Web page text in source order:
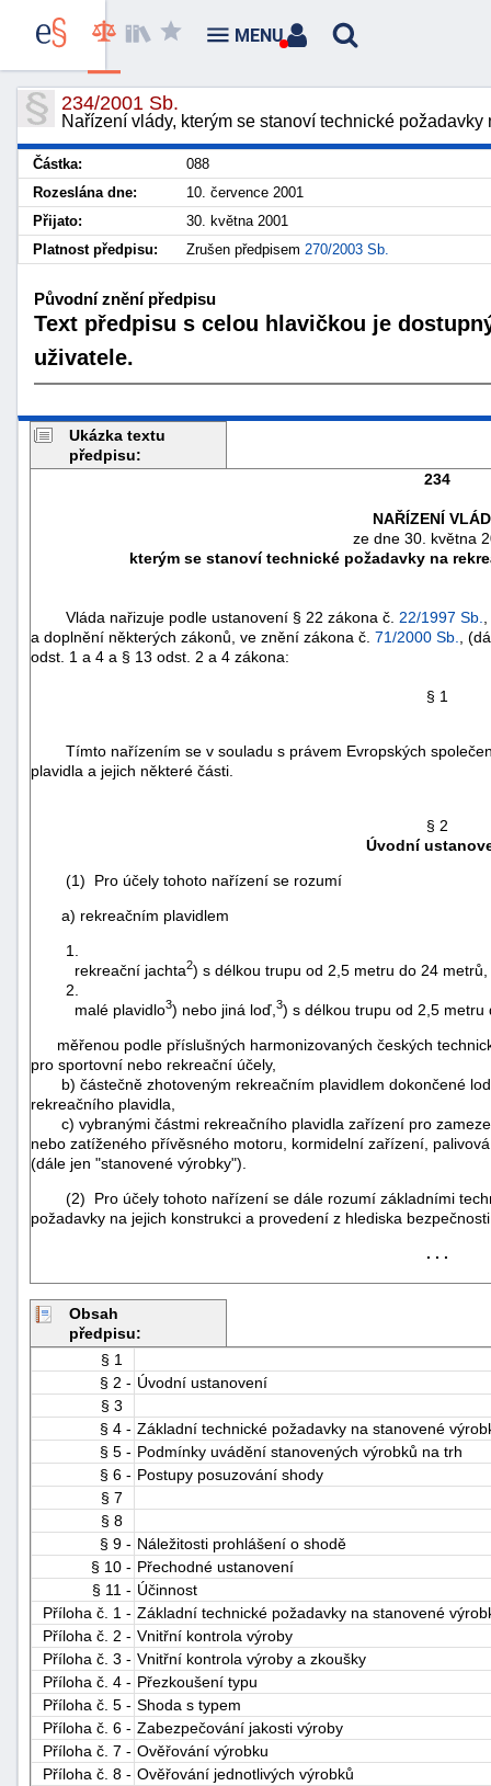
234/2001 Sb.
Nařízení vlády, kterým se stanoví technické
Částka:
088
Rozeslána dne:
10. července 2001
Přijato:
30. května 2001
Platnost předpisu:
Zrušen předpisem 270/2003 Sb.
Původní znění předpisu
Text předpisu s celou hlavičkou je
uživatele.
Ukázka textu
předpisu:
234
NAŘÍZENÍ
ze dne 30. května
kterým se stanoví technické požadavky na
Vláda nařizuje podle ustanovení § 22 zákona č. 22/1997 Sb.
a doplnění některých zákonů, ve znění zákona č. 71/2000 Sb.
,
odst. 1 a 4 a § 13 odst. 2 a 4 zákona:
§ 1
Tímto nařízením se v souladu s právem Evropských
plavidla a jejich některé části.
§ 2
Úvodní
(1) Pro účely tohoto nařízení se rozumí
a) rekreačním plavidlem
1.
rekreační jachta2) s délkou trupu od 2,5 metru do 24
2.
malé plavidlo3) nebo jiná loď, 3) s délkou trupu od 2,5 metru
měřenou podle příslušných harmonizovaných českých
pro sportovní nebo rekreační účely,
b) částečně zhotoveným rekreačním plavidlem dokončené
rekreačního plavidla,
c) vybranými částmi rekreačního plavidla zařízení pro
nebo zatíženého přívěsného motoru, kormidelní zařízení,
(dále jen "stanovené výrobky").
(2) Pro účely tohoto nařízení se dále rozumí základními
požadavky na jejich konstrukci a provedení z hlediska
. . .
Obsah
předpisu:
§ 1
§ 2 - Úvodní ustanovení
§ 3
§ 4 - Základní technické požadavky na stanovené
§ 5 - Podmínky uvádění stanovených výrobků na trh
§ 6 - Postupy posuzování shody
§ 7
§ 8
§ 9 - Náležitosti prohlášení o shodě
§ 10 - Přechodné ustanovení
§ 11 - Účinnost
Příloha č. 1 - Základní technické požadavky na stanovené
Příloha č. 2 - Vnitřní kontrola výroby
Příloha č. 3 - Vnitřní kontrola výroby a zkoušky
Příloha č. 4 - Přezkoušení typu
Příloha č. 5 - Shoda s typem
Příloha č. 6 - Zabezpečování jakosti výroby
Příloha č. 7 - Ověřování výrobku
Příloha č. 8 - Ověřování jednotlivých výrobků
MENU
škody